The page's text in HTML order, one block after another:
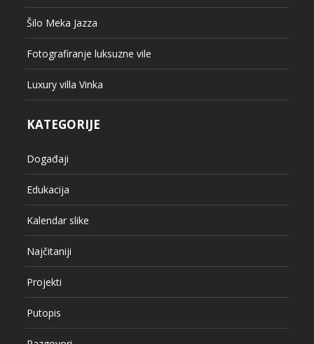
Šilo Meka Jazza
Fotografiranje luksuzne vile
Luxury villa Vinka
KATEGORIJE
Događaji
Edukacija
Kalendar slike
Najčitaniji
Projekti
Putopis